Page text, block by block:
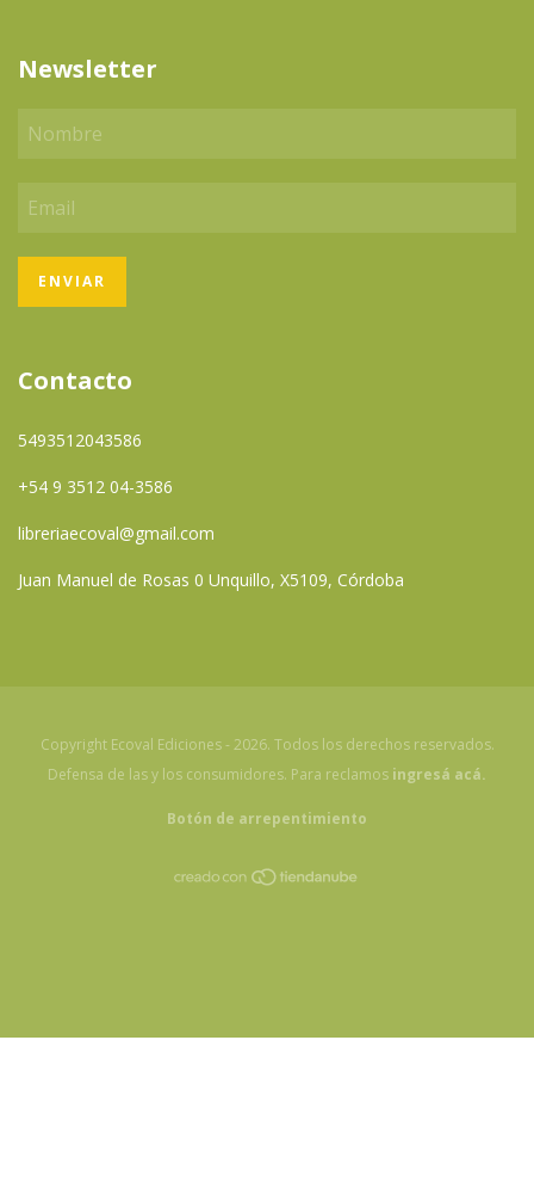
Newsletter
Contacto
5493512043586
+54 9 3512 04-3586
libreriaecoval@gmail.com
Juan Manuel de Rosas 0 Unquillo, X5109, Córdoba
Copyright Ecoval Ediciones - 2026. Todos los derechos reservados.
Defensa de las y los consumidores. Para reclamos ingresá acá.
Botón de arrepentimiento